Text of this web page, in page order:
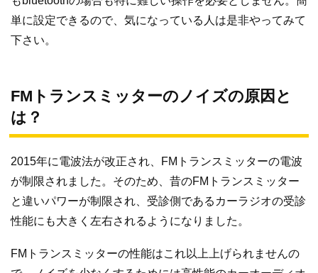
単に設定できるので、気になっている人は是非やってみて
下さい。
FMトランスミッターのノイズの原因と
は？
2015年に電波法が改正され、FMトランスミッターの電波
が制限されました。そのため、昔のFMトランスミッター
と違いパワーが制限され、受診側であるカーラジオの受診
性能にも大きく左右されるようになりました。
FMトランスミッターの性能はこれ以上上げられませんの